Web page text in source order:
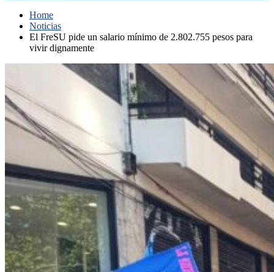
Home
Noticias
El FreSU pide un salario mínimo de 2.802.755 pesos para
vivir dignamente